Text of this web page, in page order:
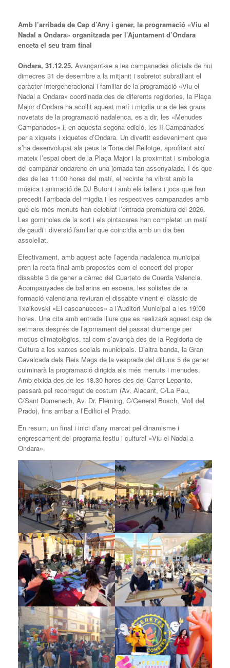
Amb l’arribada de Cap d’Any i gener, la programació «Viu el
Nadal a Ondara» organitzada per l’Ajuntament d’Ondara
enceta el seu tram final
Ondara, 31.12.25. Avançant-se a les campanades oficials de hui
dimecres 31 de desembre a la mitjanit i sobretot subratllant el
caràcter intergeneracional i familiar de la programació «Viu el
Nadal a Ondara» coordinada des de diferents regidories, la Plaça
Major d’Ondara ha acollit aquest matí i migdia una de les grans
novetats de la programació nadalenca, es a dir, les «Menudes
Campanades» i, en aquesta segona edició, les II Campanades
per a xiquets i xiquetes d’Ondara. Un divertit esdeveniment que
s’ha desenvolupat als peus la Torre del Rellotge, aprofitant així
mateix l’espai obert de la Plaça Major i la proximitat i simbologia
del campanar ondarenc en una jornada tan assenyalada. I és que
des de les 11:00 hores del matí, el recinte ha vibrat amb la
música i animació de DJ Butoni i amb els tallers i jocs que han
precedit l’arribada del migdia i les respectives campanades amb
què els més menuts han celebrat l’entrada prematura del 2026.
Les gominoles de la sort i els pintacares han completat un matí
de gaudi i diversió familiar que coincidia amb un dia ben
assolellat.
Efectivament, amb aquest acte l’agenda nadalenca municipal
pren la recta final amb propostes com el concert del proper
dissabte 3 de gener a càrrec del Cuarteto de Cuerda Valencia.
Acompanyades de ballarins en escena, les solistes de la
formació valenciana reviuran el dissabte vinent el clàssic de
Txaikovski «El cascanueces» a l’Auditori Municipal a les 19:00
hores. Una cita amb entrada lliure que es realizarà aquest cap de
setmana després de l’ajornament del passat diumenge per
motius climatològics, tal com s’avançà des de la Regidoria de
Cultura a les xarxes socials municipals. D’altra banda, la Gran
Cavalcada dels Reis Mags de la vesprada del dilluns 5 de gener
culminarà la programació dirigida als més menuts i menudes.
Amb eixida des de les 18.30 hores des del Carrer Lepanto,
passarà pel recorregut de costum (Av. Alacant, C/La Pau,
C/Sant Domenech, Av. Dr. Fleming, C/General Bosch, Moll del
Prado), fins arribar a l’Edifici el Prado.
En resum, un final i inici d’any marcat pel dinamisme i
engrescament del programa festiu i cultural «Viu el Nadal a
Ondara».